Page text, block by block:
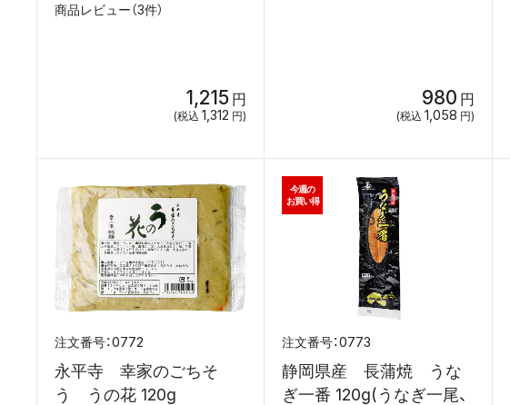
商品レビュー（3件）
1,215 円
(税込 1,312 円)
980 円
(税込 1,058 円)
0772
永平寺 幸家のごちそ
う うの花 120g
0773
静岡県産 長蒲焼 うな
ぎ一番 120g(うなぎ一尾、
今週の
お買い得